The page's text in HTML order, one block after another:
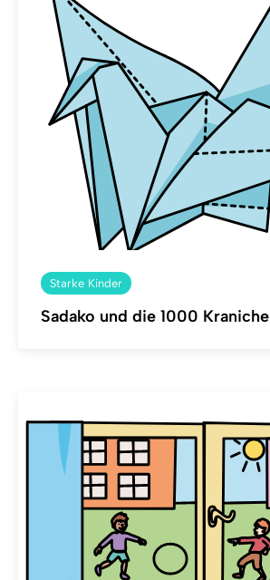
Starke Kinder
Sadako und die 1000 Kraniche